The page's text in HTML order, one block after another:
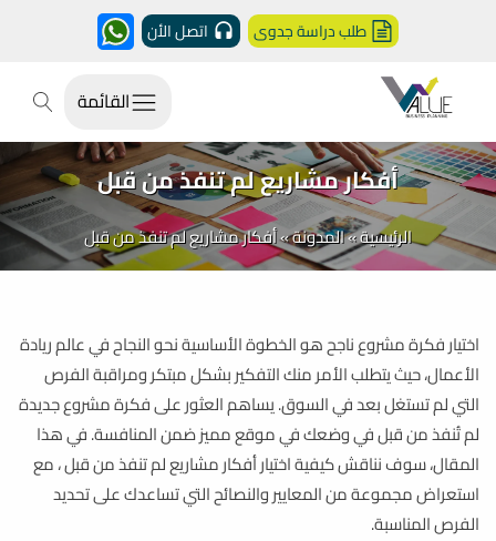
طلب دراسة جدوى اتصل الأن
القائمة
أفكار مشاريع لم تنفذ من قبل
الرئيسية»المدونة»أفكار مشاريع لم تنفذ من قبل
اختيار فكرة مشروع ناجح هو الخطوة الأساسية نحو النجاح في عالم ريادة
الأعمال، حيث يتطلب الأمر منك التفكير بشكل مبتكر ومراقبة الفرص
التي لم تستغل بعد في السوق. يساهم العثور على فكرة مشروع جديدة
لم تُنفذ من قبل في وضعك في موقع مميز ضمن المنافسة. في هذا
المقال، سوف نناقش كيفية اختيار أفكار مشاريع لم تنفذ من قبل ، مع
استعراض مجموعة من المعايير والنصائح التي تساعدك على تحديد
الفرص المناسبة.